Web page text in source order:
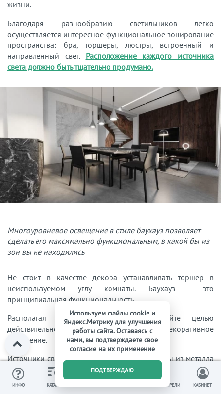
жизни.
Благодаря разнообразию светильников легко
осуществляется интересное функциональное зонирование
пространства: бра, торшеры, люстры, встроенный и
направленный свет. Расположение каждого источника
света должно быть тщательно продумано.
Многоуровневое освещение в стиле баухауз позволяет
сделать его максимально функциональным, в какой бы из
зон вы не находились
Не стоит в качестве декора устанавливать торшер в
неиспользуемом углу комнаты. Баухауз - это
принципиальная функциональность.
Располагая бра на стенах, преследуйте целью
действительно необходимое, а не декоративное
освещение.
Источники света в заданном стиле выполнены из металла
и стекла и являются чуть ли ни единственным украшением
помещений.
ИНФО КАТАЛОГ
0
ВЫ СМОТРЕЛИ КАБИНЕТ
Используем файлы cookie и
Яндекс.Метрику для улучшения
работы сайта. Оставаясь с
нами, вы подтверждаете свое
согласие на их применение
ПОДТВЕРЖДАЮ